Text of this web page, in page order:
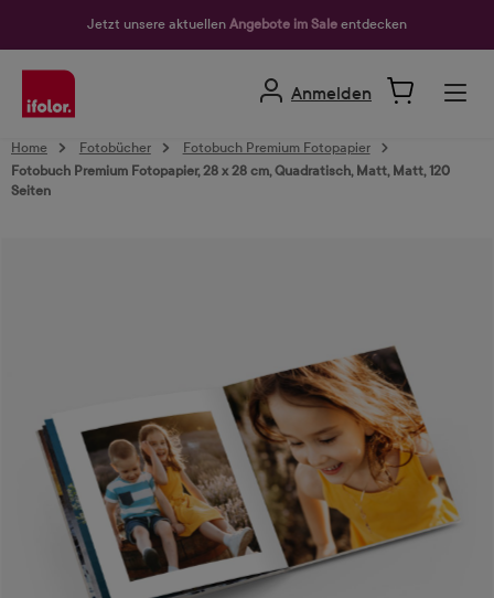
Jetzt unsere aktuellen Angebote im Sale entdecken
Anmelden
Home Fotobücher
Fotobuch Premium Fotopapier
Fotobuch Premium Fotopapier, 28 x 28 cm, Quadratisch, Matt, Matt, 120
Seiten